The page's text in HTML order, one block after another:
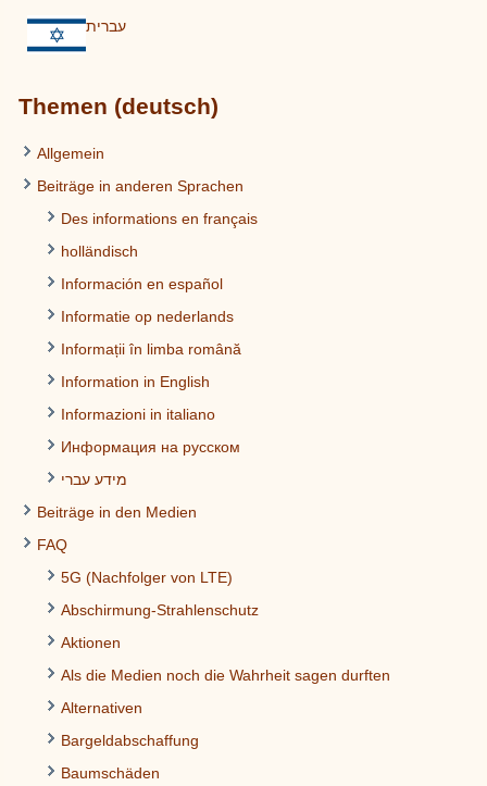
עברית
Themen (deutsch)
Allgemein
Beiträge in anderen Sprachen
Des informations en français
holländisch
Información en español
Informatie op nederlands
Informații în limba română
Information in English
Informazioni in italiano
Информация на русском
מידע עברי
Beiträge in den Medien
FAQ
5G (Nachfolger von LTE)
Abschirmung-Strahlenschutz
Aktionen
Als die Medien noch die Wahrheit sagen durften
Alternativen
Bargeldabschaffung
Baumschäden